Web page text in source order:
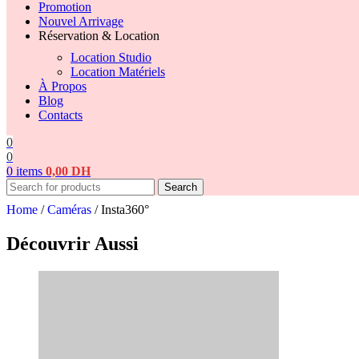
Promotion
Nouvel Arrivage
Réservation & Location
Location Studio
Location Matériels
À Propos
Blog
Contacts
0
0
0 items 0,00 DH
Search
Home / Caméras / Insta360°
Découvrir Aussi